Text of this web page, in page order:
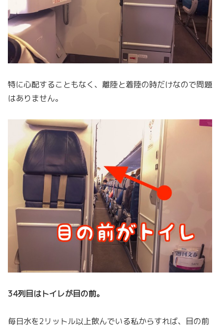
特に心配することもなく、離陸と着陸の時だけなので問題
はありません。
34列目はトイレが目の前。
毎日水を2リットル以上飲んでいる私からすれば、目の前